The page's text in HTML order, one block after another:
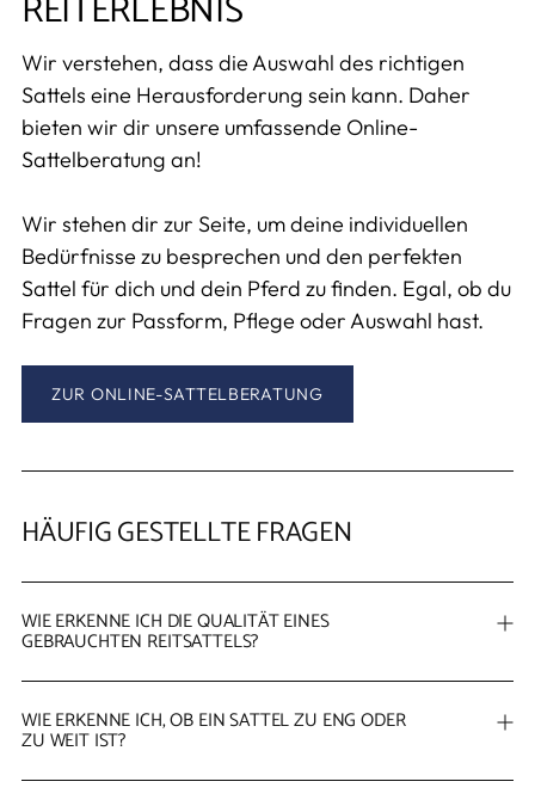
Wir verstehen, dass die Auswahl des richtigen
Sattels eine Herausforderung sein kann. Daher
bieten wir dir unsere umfassende Online-
Sattelberatung an!
Wir stehen dir zur Seite, um deine individuellen
Bedürfnisse zu besprechen und den perfekten
Sattel für dich und dein Pferd zu finden. Egal, ob du
Fragen zur Passform, Pflege oder Auswahl hast.
ZUR ONLINE-SATTELBERATUNG
HÄUFIG GESTELLTE FRAGEN
WIE ERKENNE ICH DIE QUALITÄT EINES
GEBRAUCHTEN REITSATTELS?
WIE ERKENNE ICH, OB EIN SATTEL ZU ENG ODER
ZU WEIT IST?